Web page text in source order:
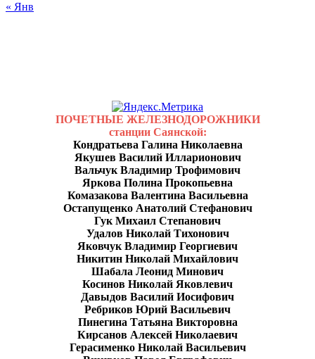
« Янв
ПОЧЕТНЫЕ ЖЕЛЕЗНОДОРОЖНИКИ
станции Саянской:
Кондратьева Галина Николаевна
Якушев Василий Илларионович
Вальчук Владимир Трофимович
Яркова Полина Прокопьевна
Комазакова Валентина Васильевна
Остапущенко Анатолий Стефанович
Гук Михаил Степанович
Удалов Николай Тихонович
Яковчук Владимир Георгиевич
Никитин Николай Михайлович
Шабала Леонид Минович
Косинов Николай Яковлевич
Давыдов Василий Иосифович
Ребриков Юрий Васильевич
Пинегина Татьяна Викторовна
Кирсанов Алексей Николаевич
Герасименко Николай Васильевич